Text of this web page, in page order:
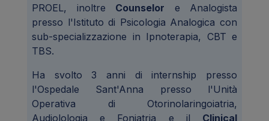
PROEL, inoltre Counselor e Analogista
presso l'Istituto di Psicologia Analogica con
sub-specializzazione in Ipnoterapia, CBT e
TBS.
Ha svolto 3 anni di internship presso
l'Ospedale Sant'Anna presso l'Unità
Operativa di Otorinolaringoiatria,
Audiolologia e Foniatria e il Clinical